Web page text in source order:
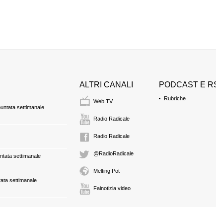
settimanale
settimanale
settimanale
ALTRI CANALI
Web TV
Radio Radicale
Radio Radicale
@RadioRadicale
Melting Pot
Fainotizia video
PODCAST E
Rubriche